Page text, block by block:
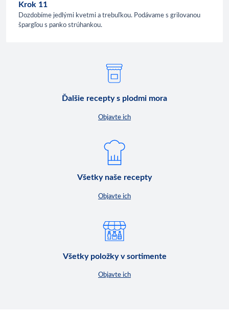
Krok 11
Dozdobíme jedlými kvetmi a trebuľkou. Podávame s grilovanou
špargľou s panko strúhankou.
Ďalšie recepty s plodmi mora
Objavte ich
Všetky naše recepty
Objavte ich
Všetky položky v sortimente
Objavte ich